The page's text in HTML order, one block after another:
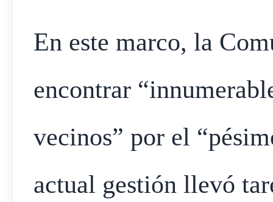
En este marco, la
encontrar
vecinos” por el
actual gestión llevó